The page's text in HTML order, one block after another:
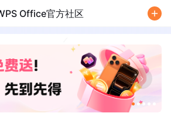
Office官方社区